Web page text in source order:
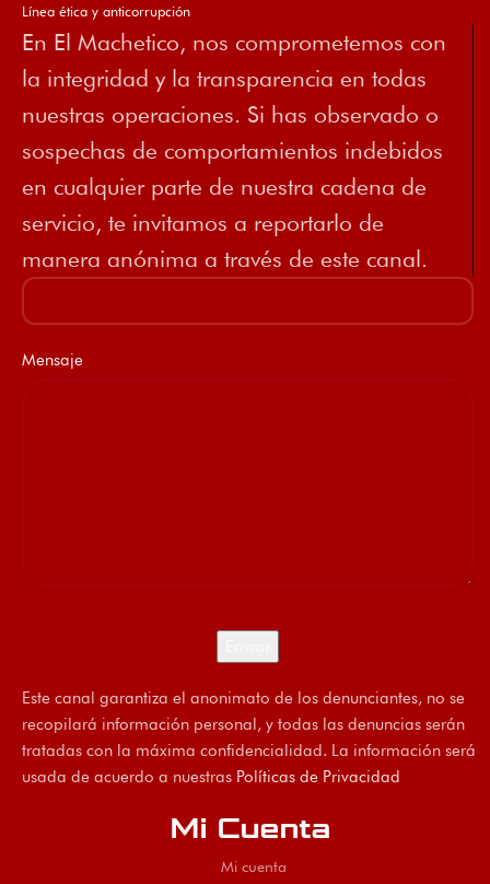
Línea ética y anticorrupción
En El Machetico, nos comprometemos con
la integridad y la transparencia en todas
nuestras operaciones. Si has observado o
sospechas de comportamientos indebidos
en cualquier parte de nuestra cadena de
servicio, te invitamos a reportarlo de
manera anónima a través de este canal.
Mensaje
Este canal garantiza el anonimato de los denunciantes, no se
recopilará información personal, y todas las denuncias serán
tratadas con la máxima confidencialidad. La información será
usada de acuerdo a nuestras Políticas de Privacidad
Mi Cuenta
Mi cuenta